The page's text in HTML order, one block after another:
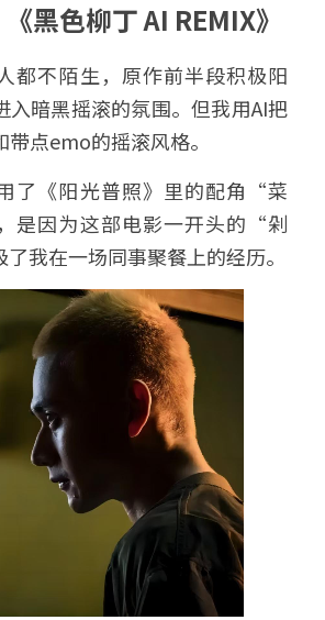
黑色柳丁 AI REMIX》
都不陌生，原作前半段积极阳
入暗黑摇滚的氛围。但我用AI把
点emo的摇滚风格。
了《阳光普照》里的配角“菜
是因为这部电影一开头的“剁
我在一场同事聚餐上的经历。